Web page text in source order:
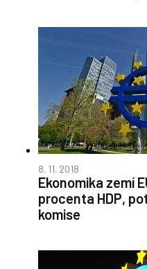
8. 11. 2018
Ekonomika zemí
procenta HDP,
komise